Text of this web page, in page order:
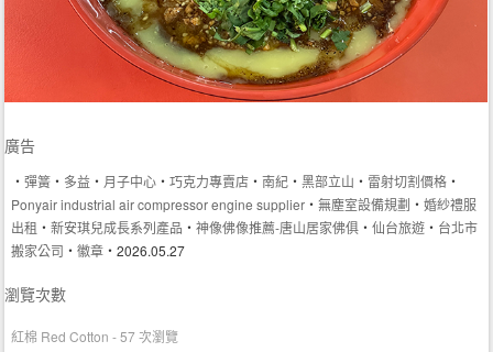
廣告
‧彈簧 ‧ 多益 ‧ 月子中心 ‧巧克力專賣店 ‧南紀 ‧黑部立山 ‧ 雷射切割價格 ‧
Ponyair industrial air compressor engine supplier ‧無塵室設備規劃 ‧婚紗禮服
出租 ‧新安琪兒成長系列產品 ‧神像佛像推薦-唐山居家佛俱 ‧仙台旅遊 ‧ 台北市
搬家公司 ‧徽章 ‧2026.05.27
瀏覽次數
紅棉 Red Cotton - 57 次瀏覽